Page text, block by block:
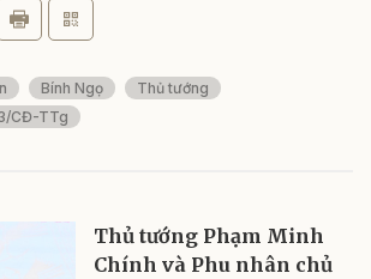
Bính Ngọ
Thủ tướng
CĐ-TTg
Thủ tướng Phạm Minh
Chính và Phu nhân chủ